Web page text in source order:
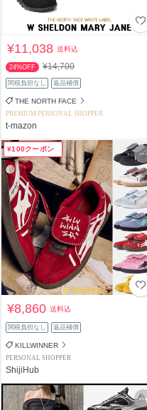
¥11,038送料込
24%OFF ¥14,700
関税負担なし 返品補償
THE NORTH FACE
PREMIUM PERSONAL SHOPPER
t-mazon
¥100クーポン
¥8,860送料込
関税負担なし 返品補償
KILLWINNER
PERSONAL SHOPPER
ShijiHub